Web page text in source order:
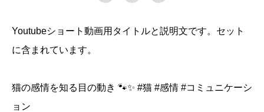
Youtubeショート動画用タイトルと説明文です。セット
に含まれています。
猫の感情を知る目の動き 🐾✨ #猫 #感情 #コミュニケーシ
ョン